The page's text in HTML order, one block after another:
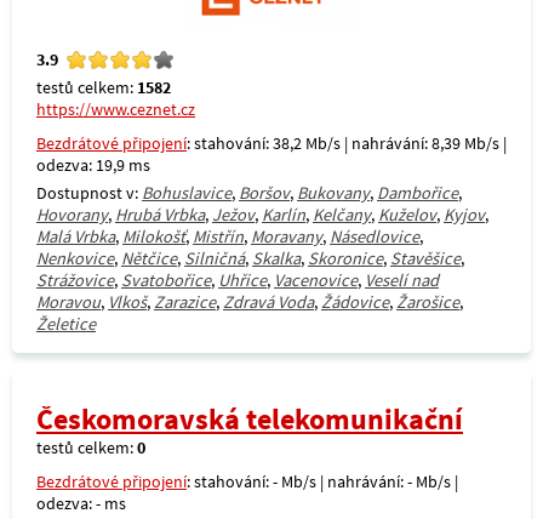
3.9
testů celkem: 1582
https://www.ceznet.cz
Bezdrátové připojení: stahování: 38,2 Mb/s | nahrávání: 8,39 Mb/s |
odezva: 19,9 ms
Dostupnost v: Bohuslavice, Boršov, Bukovany, Dambořice,
Hovorany, Hrubá Vrbka, Ježov, Karlín, Kelčany, Kuželov, Kyjov,
Malá Vrbka, Milokošť, Mistřín, Moravany, Násedlovice,
Nenkovice, Nětčice, Silničná, Skalka, Skoronice, Stavěšice,
Strážovice, Svatobořice, Uhřice, Vacenovice, Veselí nad
Moravou, Vlkoš,Zarazice,Zdravá Voda,Žádovice,Žarošice,
Želetice
Českomoravská telekomunikační
testů celkem:0
Bezdrátové připojení: stahování: - Mb/s | nahrávání: - Mb/s |
odezva: - ms